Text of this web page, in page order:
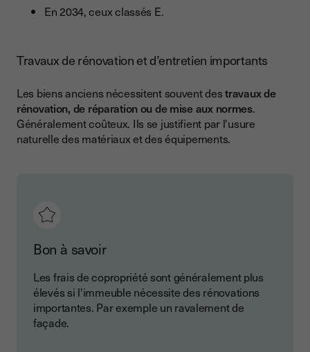
En 2034, ceux classés E.
Travaux de rénovation et d’entretien importants
Les biens anciens nécessitent souvent destravaux de
rénovation, de réparation ou de mise aux normes.
Généralement coûteux. Ils se justifient par l'usure
naturelle des matériaux et des équipements.
Bon à savoir
Les frais de copropriété sont généralement plus
élevés si l'immeuble nécessite des rénovations
importantes. Par exemple un ravalement de
façade.